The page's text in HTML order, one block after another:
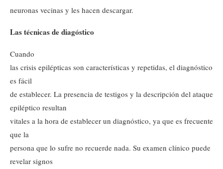
neuronas vecinas y les hacen descargar.
Las técnicas de diagóstico
Cuando
las crisis epilépticas son características y repetidas, el diagnóstico
es fácil
de establecer. La presencia de testigos y la descripción del ataque
epiléptico resultan
vitales a la hora de establecer un diagnóstico, ya que es frecuente
que la
persona que lo sufre no recuerde nada. Su examen clínico puede
revelar signos